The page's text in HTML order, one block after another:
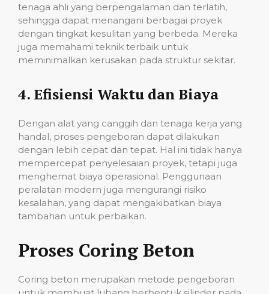
tenaga ahli yang berpengalaman dan terlatih,
sehingga dapat menangani berbagai proyek
dengan tingkat kesulitan yang berbeda. Mereka
juga memahami teknik terbaik untuk
meminimalkan kerusakan pada struktur sekitar.
4. Efisiensi Waktu dan Biaya
Dengan alat yang canggih dan tenaga kerja yang
handal, proses pengeboran dapat dilakukan
dengan lebih cepat dan tepat. Hal ini tidak hanya
mempercepat penyelesaian proyek, tetapi juga
menghemat biaya operasional. Penggunaan
peralatan modern juga mengurangi risiko
kesalahan, yang dapat mengakibatkan biaya
tambahan untuk perbaikan.
Proses Coring Beton
Coring beton merupakan metode pengeboran